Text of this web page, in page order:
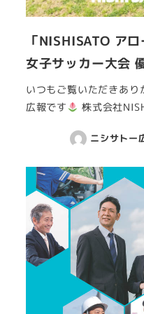
「NISHISATO ア
女子サッカー大会
いつもご覧いただきあ
広報です
株式会社
ニシサトー